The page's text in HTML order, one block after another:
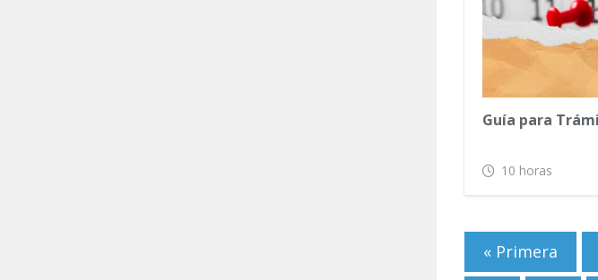
Guía para
10 horas
Páginas
« Primera